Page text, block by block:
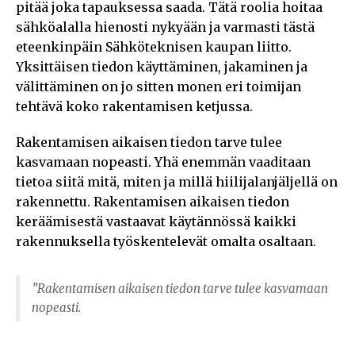
pitää joka tapauksessa saada. Tätä roolia hoitaa
sähköalalla hienosti nykyään ja varmasti tästä
eteenkinpäin Sähköteknisen kaupan liitto.
Yksittäisen tiedon käyttäminen, jakaminen ja
välittäminen on jo sitten monen eri toimijan
tehtävä koko rakentamisen ketjussa.
Rakentamisen aikaisen tiedon tarve tulee
kasvamaan nopeasti. Yhä enemmän vaaditaan
tietoa siitä mitä, miten ja millä hiilijalanjäljellä on
rakennettu. Rakentamisen aikaisen tiedon
keräämisestä vastaavat käytännössä kaikki
rakennuksella työskentelevät omalta osaltaan.
”Rakentamisen aikaisen tiedon tarve tulee kasvamaan
nopeasti.